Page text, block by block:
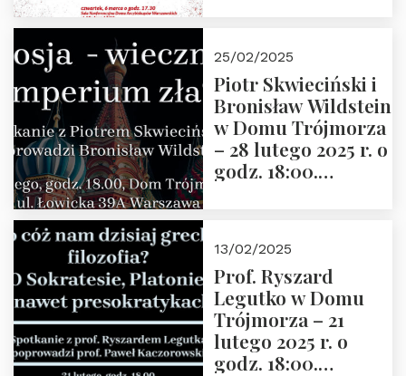
2025 r. godz. 17:30,
DAW ul. Miodowa
17/19
25/02/2025
Piotr Skwieciński i
Bronisław Wildstein
w Domu Trójmorza
– 28 lutego 2025 r. o
godz. 18:00.
13/02/2025
Prof. Ryszard
Legutko w Domu
Trójmorza – 21
lutego 2025 r. o
godz. 18:00.